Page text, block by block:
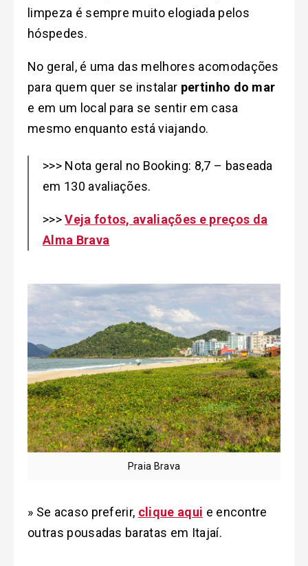
limpeza é sempre muito elogiada pelos
hóspedes.
No geral, é uma das melhores acomodações
para quem quer se instalar pertinho do mar
e em um local para se sentir em casa
mesmo enquanto está viajando.
>>> Nota geral no Booking: 8,7 – baseada
em 130 avaliações.
>>>Veja fotos, avaliações e preços da
Alma Brava
Praia Brava
» Se acaso preferir, clique aqui e encontre
outras pousadas baratas em Itajaí.